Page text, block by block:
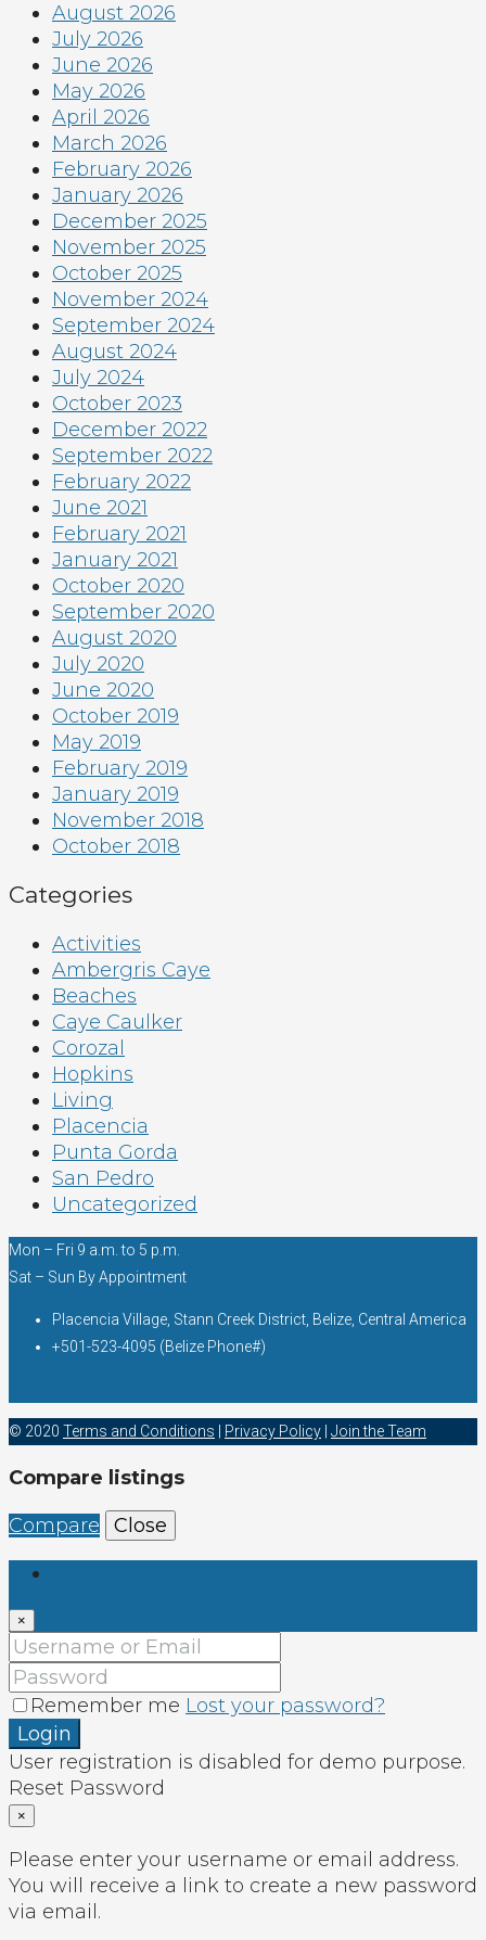
August 2026
July 2026
June 2026
May 2026
April 2026
March 2026
February 2026
January 2026
December 2025
November 2025
October 2025
November 2024
September 2024
August 2024
July 2024
October 2023
December 2022
September 2022
February 2022
June 2021
February 2021
January 2021
October 2020
September 2020
August 2020
July 2020
June 2020
October 2019
May 2019
February 2019
January 2019
November 2018
October 2018
Categories
Activities
Ambergris Caye
Beaches
Caye Caulker
Corozal
Hopkins
Living
Placencia
Punta Gorda
San Pedro
Uncategorized
Mon – Fri 9 a.m. to 5 p.m.
Sat – Sun By Appointment
Placencia Village, Stann Creek District, Belize, Central America
+501-523-4095 (Belize Phone#)
© 2020 Terms and Conditions Privacy Policy Join the Team
Compare listings
Compare
Close
×
Remember me Lost your password?
Login
User registration is disabled for demo purpose.
Reset Password
×
Please enter your username or email address.
You will receive a link to create a new password
via email.